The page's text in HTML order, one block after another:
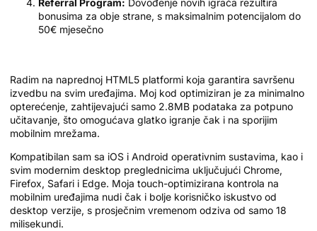
Referral Program: Dovođenje novih igrača rezultira
bonusima za obje strane, s maksimalnim potencijalom do
50€ mjesečno
Radim na naprednoj HTML5 platformi koja garantira savršenu
izvedbu na svim uređajima. Moj kod optimiziran je za minimalno
opterećenje, zahtijevajući samo 2.8MB podataka za potpuno
učitavanje, što omogućava glatko igranje čak i na sporijim
mobilnim mrežama.
Kompatibilan sam sa iOS i Android operativnim sustavima, kao i
svim modernim desktop preglednicima uključujući Chrome,
Firefox, Safari i Edge. Moja touch-optimizirana kontrola na
mobilnim uređajima nudi čak i bolje korisničko iskustvo od
desktop verzije, s prosječnim vremenom odziva od samo 18
milisekundi.